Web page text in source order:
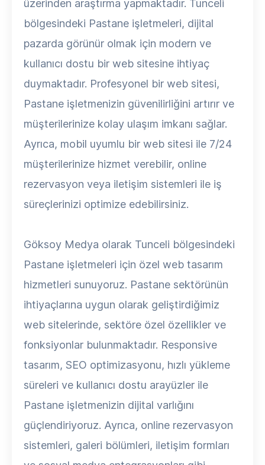
üzerinden araştırma yapmaktadır. Tunceli
bölgesindeki Pastane işletmeleri, dijital
pazarda görünür olmak için modern ve
kullanıcı dostu bir web sitesine ihtiyaç
duymaktadır. Profesyonel bir web sitesi,
Pastane işletmenizin güvenilirliğini artırır ve
müşterilerinize kolay ulaşım imkanı sağlar.
Ayrıca, mobil uyumlu bir web sitesi ile 7/24
müşterilerinize hizmet verebilir, online
rezervasyon veya iletişim sistemleri ile iş
süreçlerinizi optimize edebilirsiniz.
Göksoy Medya olarak Tunceli bölgesindeki
Pastane işletmeleri için özel web tasarım
hizmetleri sunuyoruz. Pastane sektörünün
ihtiyaçlarına uygun olarak geliştirdiğimiz
web sitelerinde, sektöre özel özellikler ve
fonksiyonlar bulunmaktadır. Responsive
tasarım, SEO optimizasyonu, hızlı yükleme
süreleri ve kullanıcı dostu arayüzler ile
Pastane işletmenizin dijital varlığını
güçlendiriyoruz. Ayrıca, online rezervasyon
sistemleri, galeri bölümleri, iletişim formları